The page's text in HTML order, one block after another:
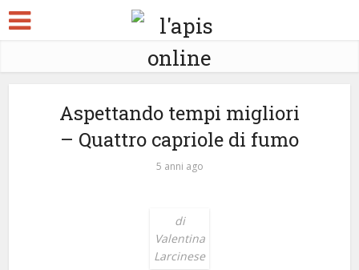
Aspettando tempi migliori
– Quattro capriole di fumo
5 anni ago
di
Valentina
Larcinese